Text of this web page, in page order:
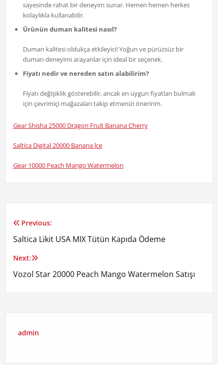
sayesinde rahat bir deneyim sunar. Hemen hemen herkes
kolaylıkla kullanabilir.
Ürünün duman kalitesi nasıl?
Duman kalitesi oldukça etkileyici! Yoğun ve pürüzsüz bir
duman deneyimi arayanlar için ideal bir seçenek.
Fiyatı nedir ve nereden satın alabilirim?
Fiyatı değişiklik gösterebilir, ancak en uygun fiyatları bulmak
için çevrimiçi mağazaları takip etmenizi öneririm.
Gear Shisha 25000 Dragon Fruit Banana Cherry
Saltica Digital 20000 Banana lce
Gear 10000 Peach Mango Watermelon
Yazı
gezinmesi
Previous:
Saltica Likit USA MIX Tütün Kapıda Ödeme
Next:
Vozol Star 20000 Peach Mango Watermelon Satışı
admin